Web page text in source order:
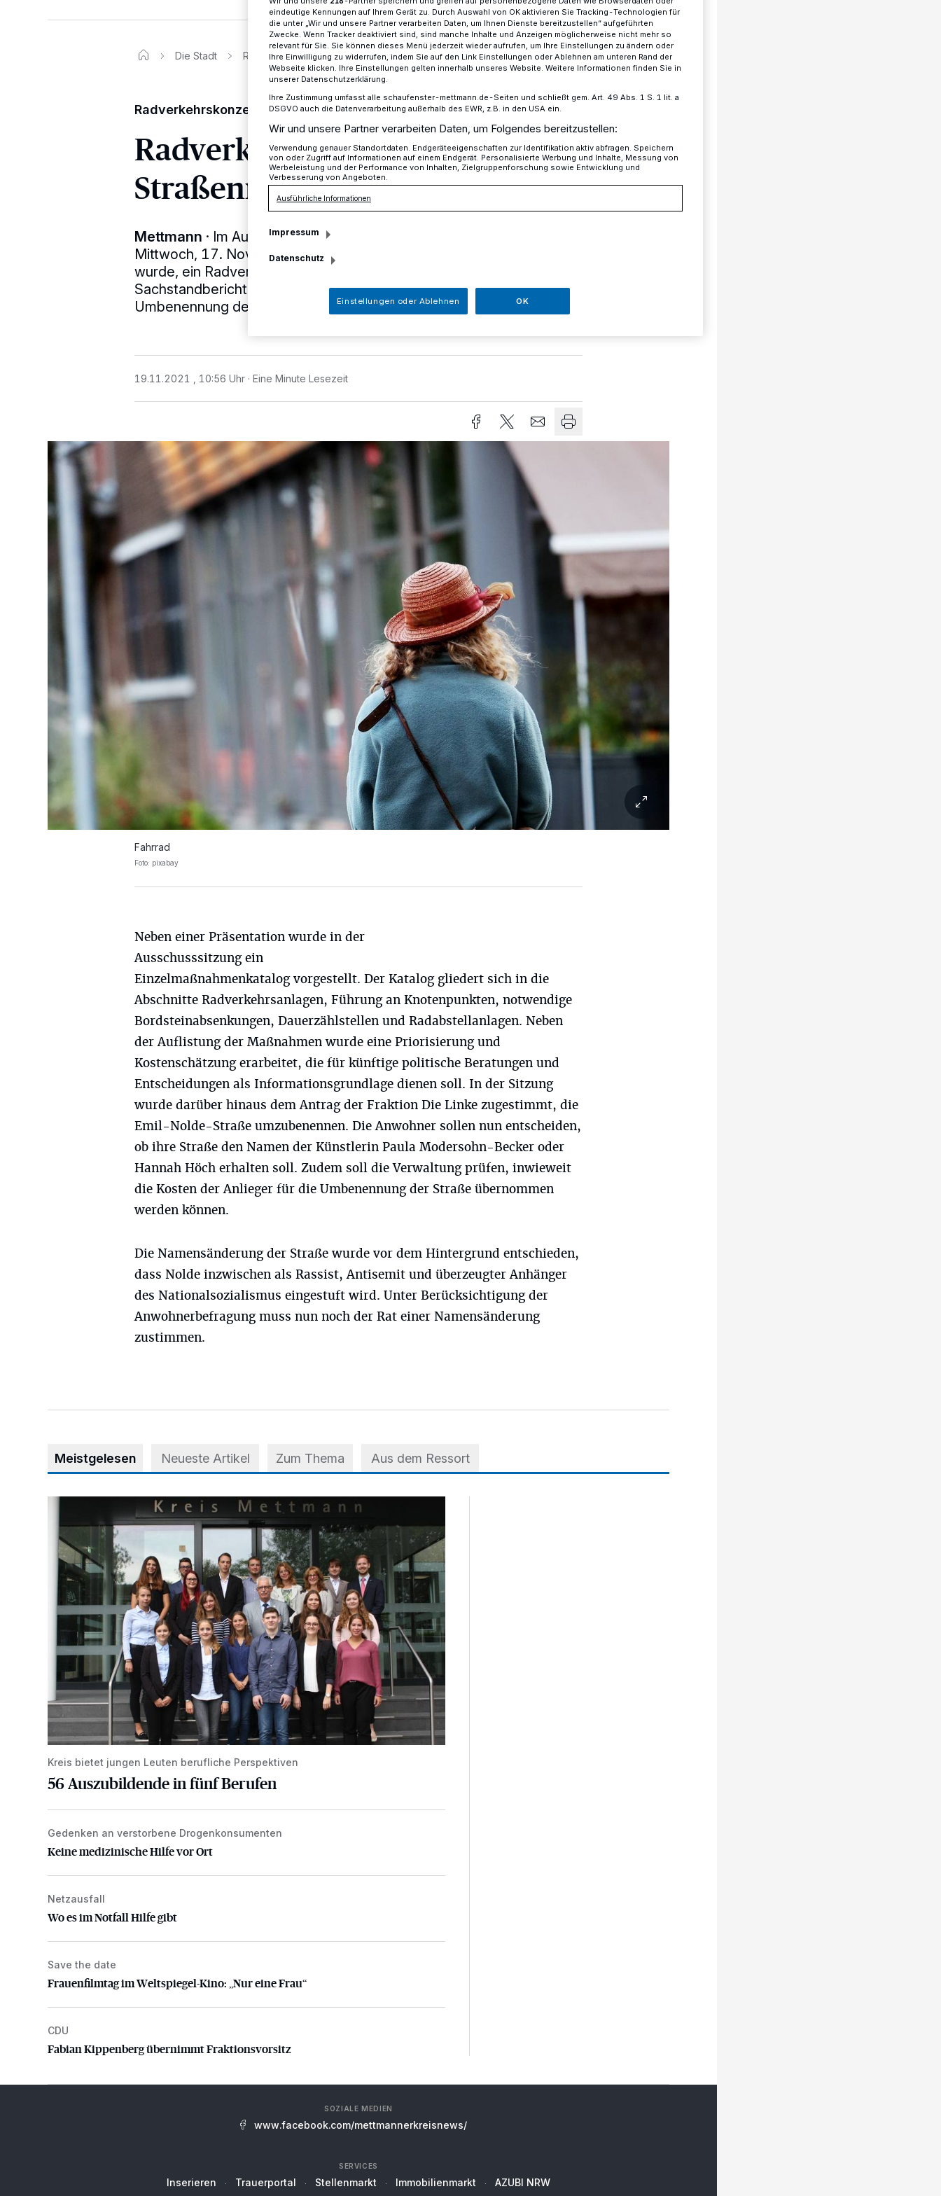
Die Stadt Radverkehr und neuer Straßenname
Radverkehrskonzept für Mettmann
Radverkehr und neuer
Straßenname
Mettmann · Im Ausschuss für Klimaschutz, Umwelt und Mobilität am
Mittwoch, 17. November, hat das Büro „stadtVerkehr“, das beauftragt
wurde, ein Radverkehrskonzept für Mettmann zu erstellen, einen
Sachstandbericht abgegeben. Ferner beschloss der Ausschuss die
Umbenennung der Emil-Nolde-Straße.
19.11.2021 , 10:56 Uhr Eine Minute Lesezeit
Fahrrad
Foto: pixabay
Neben einer Präsentation wurde in der
Ausschusssitzung ein
Einzelmaßnahmenkatalog vorgestellt. Der Katalog gliedert sich in die
Abschnitte Radverkehrsanlagen, Führung an Knotenpunkten, notwendige
Bordsteinabsenkungen, Dauerzählstellen und Radabstellanlagen. Neben
der Auflistung der Maßnahmen wurde eine Priorisierung und
Kostenschätzung erarbeitet, die für künftige politische Beratungen und
Entscheidungen als Informationsgrundlage dienen soll. In der Sitzung
wurde darüber hinaus dem Antrag der Fraktion Die Linke zugestimmt, die
Emil-Nolde-Straße umzubenennen. Die Anwohner sollen nun entscheiden,
ob ihre Straße den Namen der Künstlerin Paula Modersohn-Becker oder
Hannah Höch erhalten soll. Zudem soll die Verwaltung prüfen, inwieweit
die Kosten der Anlieger für die Umbenennung der Straße übernommen
werden können.
Die Namensänderung der Straße wurde vor dem Hintergrund entschieden,
dass Nolde inzwischen als Rassist, Antisemit und überzeugter Anhänger
des Nationalsozialismus eingestuft wird. Unter Berücksichtigung der
Anwohnerbefragung muss nun noch der Rat einer Namensänderung
zustimmen.
Meistgelesen Neueste Artikel Zum Thema Aus dem Ressort
56 Auszubildende in fünf Berufen
Kreis bietet jungen Leuten berufliche Perspektiven
56 Auszubildende in fünf Berufen
Keine medizinische Hilfe vor Ort
Gedenken an verstorbene Drogenkonsumenten
Keine medizinische Hilfe vor Ort
Wo es im Notfall Hilfe gibt
Netzausfall
Wo es im Notfall Hilfe gibt
Frauenfilmtag im Weltspiegel-Kino: „Nur eine Frau“
Save the date
Frauenfilmtag im Weltspiegel-Kino: „Nur eine Frau“
Fabian Kippenberg übernimmt Fraktionsvorsitz
CDU
Fabian Kippenberg übernimmt Fraktionsvorsitz
SOZIALE MEDIEN
www.facebook.com/mettmannerkreisnews/
SERVICES
Inserieren Trauerportal Stellenmarkt Immobilienmarkt AZUBI NRW
eindeutige Kennungen auf Ihrem Gerät zu. Durch Auswahl von OK aktivieren Sie Tracking-Technologien für
die unter „Wir und unsere Partner verarbeiten Daten, um Ihnen Dienste bereitzustellen“ aufgeführten
Zwecke. Wenn Tracker deaktiviert sind, sind manche Inhalte und Anzeigen möglicherweise nicht mehr so
relevant für Sie. Sie können dieses Menü jederzeit wieder aufrufen, um Ihre Einstellungen zu ändern oder
Ihre Einwilligung zu widerrufen, indem Sie auf den Link Einstellungen oder Ablehnen am unteren Rand der
Webseite klicken. Ihre Einstellungen gelten innerhalb unseres Website. Weitere Informationen finden Sie in
unserer Datenschutzerklärung.
Ihre Zustimmung umfasst alle schaufenster-mettmann.de-Seiten und schließt gem. Art. 49 Abs. 1 S. 1 lit. a
DSGVO auch die Datenverarbeitung außerhalb des EWR, z.B. in den USA ein.
Wir und unsere Partner verarbeiten Daten, um Folgendes bereitzustellen:
Verwendung genauer Standortdaten. Endgeräteeigenschaften zur Identifikation aktiv abfragen. Speichern
von oder Zugriff auf Informationen auf einem Endgerät. Personalisierte Werbung und Inhalte, Messung von
Werbeleistung und der Performance von Inhalten, Zielgruppenforschung sowie Entwicklung und
Verbesserung von Angeboten.
Ausführliche Informationen
Impressum
Datenschutz
Einstellungen oder Ablehnen OK